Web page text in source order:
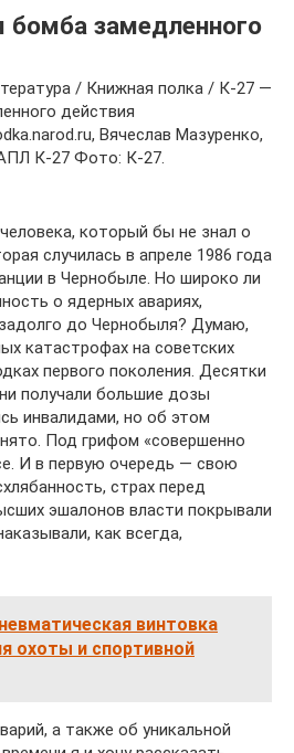
бомба замедленного
/ Книжная полка / К-27 —
действия
Вячеслав Мазуренко,
К-27 Фото: К-27.
который бы не знал о
случилась в апреле 1986 года
в Чернобыле. Но широко ли
о ядерных авариях,
до Чернобыля? Думаю,
катастрофах на советских
первого поколения. Десятки
получали большие дозы
инвалидами, но об этом
Под грифом «совершенно
И в первую очередь — свою
страх перед
эшалонов власти покрывали
как всегда,
винтовка
охоты и спортивной
а также об уникальной